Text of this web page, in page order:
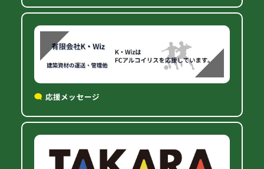
応援メッセージ